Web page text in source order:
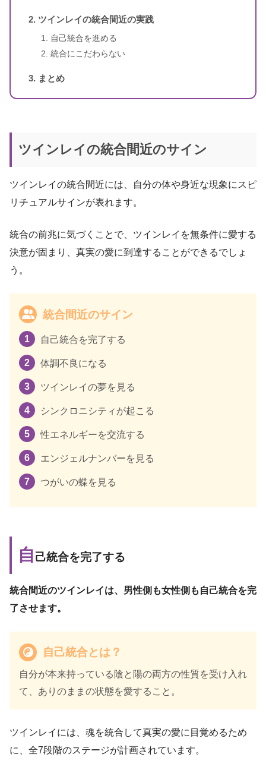
ツインレイの統合間近の実践
自己統合を進める
統合にこだわらない
まとめ
ツインレイの統合間近のサイン
ツインレイの統合間近には、自分の体や身近な現象にスピ
リチュアルサインが表れます。
統合の前兆に気づくことで、ツインレイを無条件に愛する
決意が固まり、真実の愛に到達することができるでしょ
う。
統合間近のサイン
自己統合を完了する
体調不良になる
ツインレイの夢を見る
シンクロニシティが起こる
性エネルギーを交流する
エンジェルナンバーを見る
つがいの蝶を見る
自己統合を完了する
統合間近のツインレイは、男性側も女性側も自己統合を完
了させます。
自己統合とは？
自分が本来持っている陰と陽の両方の性質を受け入れ
て、ありのままの状態を愛すること。
ツインレイには、魂を統合して真実の愛に目覚めるため
に、全7段階のステージが計画されています。